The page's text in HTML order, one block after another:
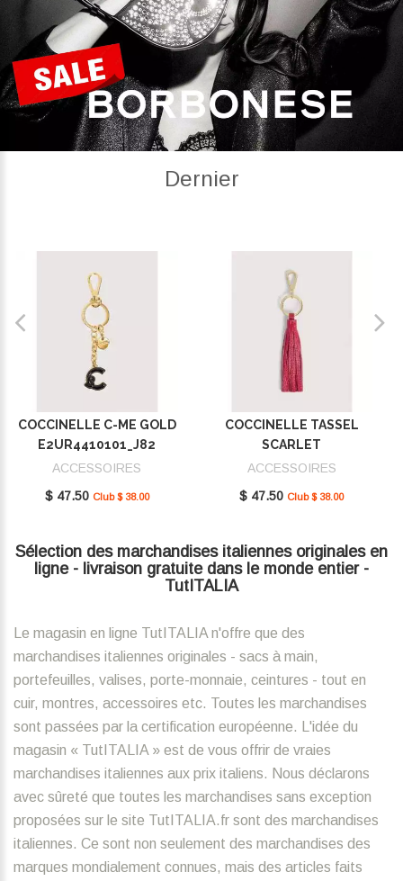
Dernier
COCCINELLE C-ME GOLD
E2UR4410101_J82
ACCESSOIRES
$ 47.50 Club $ 38.00
COCCINELLE TASSEL
SCARLET
E2MU0410101_R02
ACCESSOIRES
$ 47.50 Club $ 38.00
Sélection des marchandises italiennes originales en
ligne - livraison gratuite dans le monde entier -
TutITALIA
Le magasin en ligne TutITALIA n'offre que des
marchandises italiennes originales - sacs à main,
portefeuilles, valises, porte-monnaie, ceintures - tout en
cuir, montres, accessoires etc. Toutes les marchandises
sont passées par la certification européenne. L'idée du
magasin « TutITALIA » est de vous offrir de vraies
marchandises italiennes aux prix italiens. Nous déclarons
avec sûreté que toutes les marchandises sans exception
proposées sur le site TutITALIA.fr sont des marchandises
italiennes. Ce sont non seulement des marchandises des
marques mondialement connues, mais des articles faits